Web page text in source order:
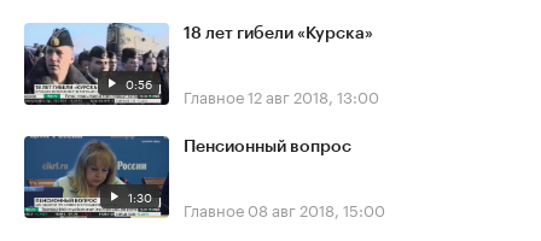
0:56
18 лет гибели «Курска»
Главное12 авг 2018, 13:00
1:30
Пенсионный вопрос
Главное 08 авг 2018, 15:00